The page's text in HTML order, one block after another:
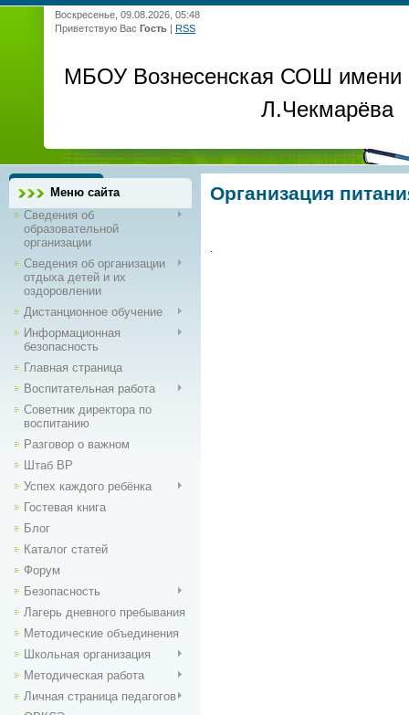
Воскресенье, 09.08.2026, 05:48
Приветствую Вас Гость | RSS
МБОУ Вознесенская СОШ имени
Л.Чекмарёва
Меню сайта
Сведения об
образовательной
организации
Сведения об организации
отдыха детей и их
оздоровлении
Дистанционное обучение
Информационная
безопасность
Главная страница
Воспитательная работа
Советник директора по
воспитанию
Разговор о важном
Штаб ВР
Успех каждого ребёнка
Гостевая книга
Блог
Каталог статей
Форум
Безопасность
Лагерь дневного пребывания
Методические объединения
Школьная организация
Методическая работа
Личная страница педагогов
Организация
.